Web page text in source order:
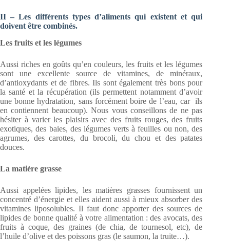
II – Les différents types d’aliments qui existent et qui
doivent être combinés.
Les fruits et les légumes
Aussi riches en goûts qu’en couleurs, les fruits et les légumes
sont une excellente source de vitamines, de minéraux,
d’antioxydants et de fibres. Ils sont également très bons pour
la santé et la récupération (ils permettent notamment d’avoir
une bonne hydratation, sans forcément boire de l’eau, car ils
en contiennent beaucoup). Nous vous conseillons de ne pas
hésiter à varier les plaisirs avec des fruits rouges, des fruits
exotiques, des baies, des légumes verts à feuilles ou non, des
agrumes, des carottes, du brocoli, du chou et des patates
douces.
La matière grasse
Aussi appelées lipides, les matières grasses fournissent un
concentré d’énergie et elles aident aussi à mieux absorber des
vitamines liposolubles. Il faut donc apporter des sources de
lipides de bonne qualité à votre alimentation : des avocats, des
fruits à coque, des graines (de chia, de tournesol, etc), de
l’huile d’olive et des poissons gras (le saumon, la truite…).